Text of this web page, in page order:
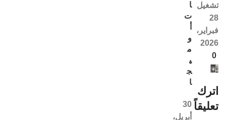
تشغيل
28
فبراير،
2026
0
اترك
تعليقاً
ا
ت
و
م
ي
ج
ا
30
أبريل،